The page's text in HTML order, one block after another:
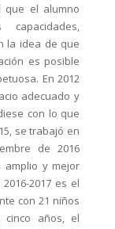
que el alumno
la idea de que
es posible
En 2012
adecuado y
con lo que
se trabajó en
de 2016
amplio y mejor
2017 es el
con 21 niños
años, el